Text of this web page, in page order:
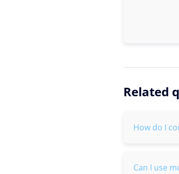
Related
How do I
Can I use